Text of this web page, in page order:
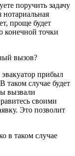
поручить задачу
проще будет
конечной точки
вызов?
прибыл
таком случае будет
вызвали
своими
Это позволит
в таком случае